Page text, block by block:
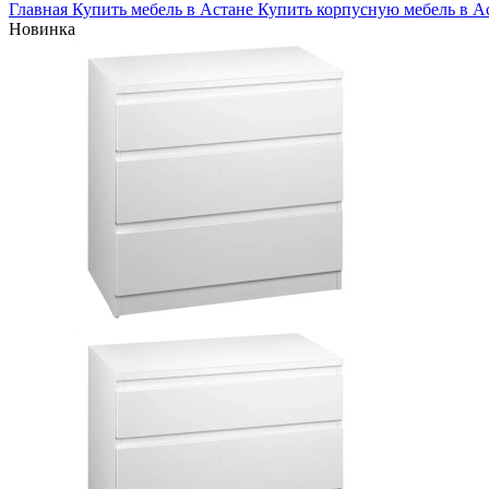
Главная Купить мебель в Астане Купить корпусную мебель в
Новинка